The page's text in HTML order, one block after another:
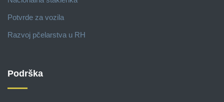
Potvrde za vozila
Razvoj pčelarstva u RH
Podrška